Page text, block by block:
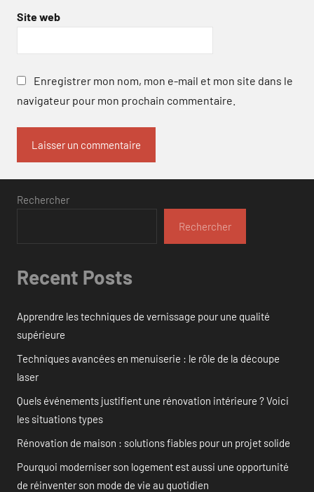
Site web
Enregistrer mon nom, mon e-mail et mon site dans le
navigateur pour mon prochain commentaire.
Rechercher
Rechercher
Recent Posts
Apprendre les techniques de vernissage pour une qualité
supérieure
Techniques avancées en menuiserie : le rôle de la découpe
laser
Quels événements justifient une rénovation intérieure ? Voici
les situations types
Rénovation de maison : solutions fiables pour un projet solide
Pourquoi moderniser son logement est aussi une opportunité
de réinventer son mode de vie au quotidien